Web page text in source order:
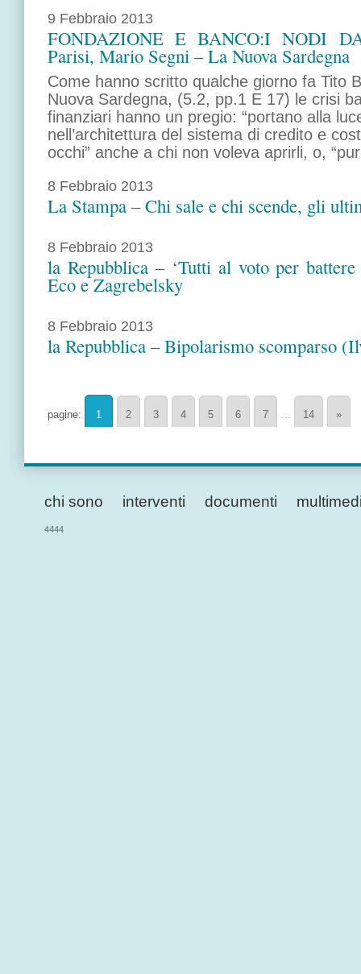
9 Febbraio 2013
FONDAZIONE E BANCO:I NODI
Parisi, Mario Segni – La Nuova Sardegna
Come hanno scritto qualche giorno fa Tito
Nuova Sardegna, (5.2, pp.1 E 17) le crisi
finanziari hanno un pregio: “portano alla
nell’architettura del sistema di credito e
occhi” anche a chi non voleva aprirli, o,
8 Febbraio 2013
La Stampa – Chi sale e chi scende, gli
8 Febbraio 2013
la Repubblica – ‘Tutti al voto per
Eco e Zagrebelsky
8 Febbraio 2013
la Repubblica – Bipolarismo scomparso
pagine: 1 2 3 4 5 6 7 ... 14 »
chi sono interventi documenti
4444